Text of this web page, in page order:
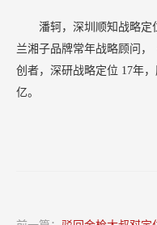
潘轲，深圳顺知战略定
兰湘子品牌常年战略顾问
创者，深研战略定位 17年
亿。